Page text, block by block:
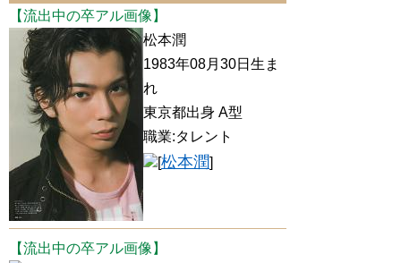
【流出中の卒アル画像】
松本潤
1983年08月30日生ま
れ
東京都出身 A型
職業:タレント
[松本潤]
【流出中の卒アル画像】